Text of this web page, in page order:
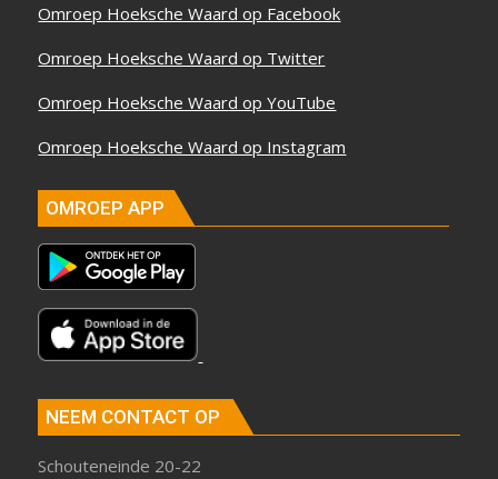
Omroep Hoeksche Waard op Facebook
Omroep Hoeksche Waard op Twitter
Omroep Hoeksche Waard op YouTube
Omroep Hoeksche Waard op Instagram
OMROEP APP
NEEM CONTACT OP
Schouteneinde 20-22